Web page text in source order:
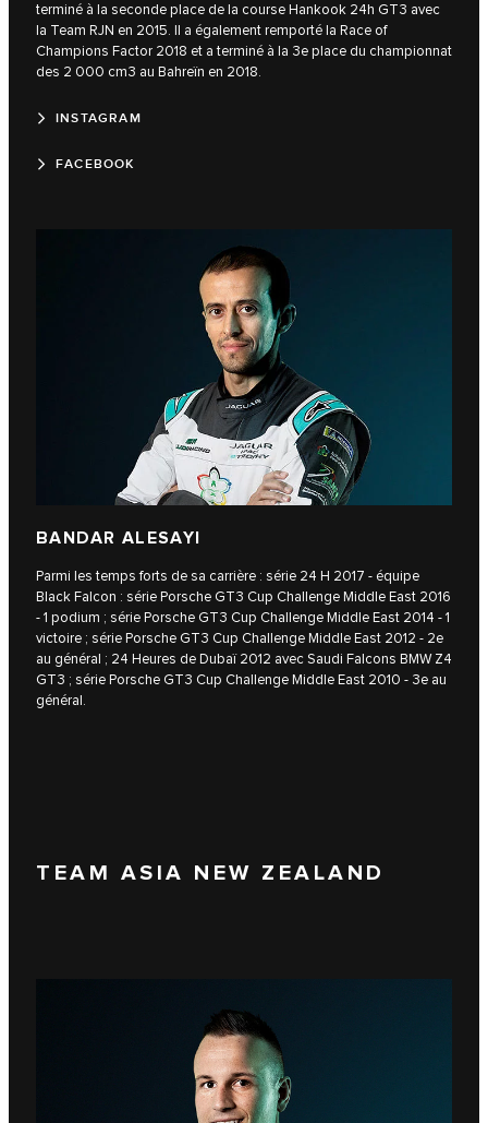
terminé à la seconde place de la course Hankook 24h GT3 avec
la Team RJN en 2015. Il a également remporté la Race of
Champions Factor 2018 et a terminé à la 3e place du championnat
des 2 000 cm3 au Bahreïn en 2018.
INSTAGRAM
FACEBOOK
BANDAR ALESAYI
Parmi les temps forts de sa carrière : série 24 H 2017 - équipe
Black Falcon : série Porsche GT3 Cup Challenge Middle East 2016
- 1 podium ; série Porsche GT3 Cup Challenge Middle East 2014 - 1
victoire ; série Porsche GT3 Cup Challenge Middle East 2012 - 2e
au général ; 24 Heures de Dubaï 2012 avec Saudi Falcons BMW Z4
GT3 ; série Porsche GT3 Cup Challenge Middle East 2010 - 3e au
général.
TEAM ASIA NEW ZEALAND